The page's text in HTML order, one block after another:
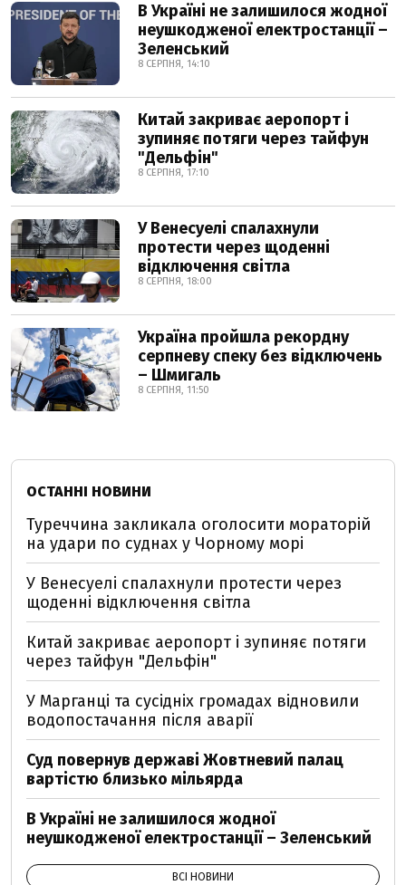
В Україні не залишилося жодної
неушкодженої електростанції –
Зеленський
8 СЕРПНЯ, 14:10
Китай закриває аеропорт і
зупиняє потяги через тайфун
"Дельфін"
8 СЕРПНЯ, 17:10
У Венесуелі спалахнули
протести через щоденні
відключення світла
8 СЕРПНЯ, 18:00
Україна пройшла рекордну
серпневу спеку без відключень
– Шмигаль
8 СЕРПНЯ, 11:50
ОСТАННІ НОВИНИ
Туреччина закликала оголосити мораторій
на удари по суднах у Чорному морі
У Венесуелі спалахнули протести через
щоденні відключення світла
Китай закриває аеропорт і зупиняє потяги
через тайфун "Дельфін"
У Марганці та сусідніх громадах відновили
водопостачання після аварії
Суд повернув державі Жовтневий палац
вартістю близько мільярда
В Україні не залишилося жодної
неушкодженої електростанції – Зеленський
ВСІ НОВИНИ